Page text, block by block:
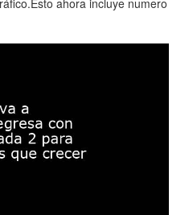
ahora incluye numero